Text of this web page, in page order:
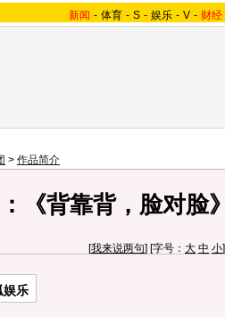
新闻 - 体育 - S - 娱乐 - V - 财经
> 作品简介
《背靠背，脸对脸》
[我来说两句] [字号： 大 中 小]
娱乐